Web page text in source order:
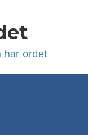
har ordet